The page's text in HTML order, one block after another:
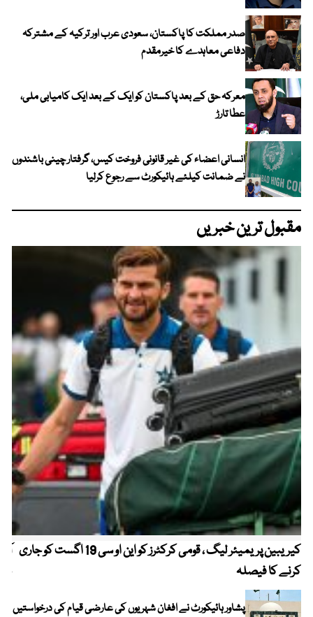
صدر مملکت کا پاکستان، سعودی عرب اور ترکیہ کے مشترکہ
دفاعی معاہدے کا خیرمقدم
معرکہ حق کے بعد پاکستان کو ایک کے بعد ایک کامیابی ملی،
عطا تارڑ
انسانی اعضاء کی غیر قانونی فروخت کیس، گرفتار چینی باشندوں
نے ضمانت کیلئے ہائیکورٹ سے رجوع کرلیا
مقبول ترین خبریں
کیریبین پریمیئر لیگ ، قومی کرکٹرز کو این او سی 19 اگست کو جاری
کرنے کا فیصلہ
پشاور ہائیکورٹ نے افغان شہریوں کی عارضی قیام کی درخواستیں